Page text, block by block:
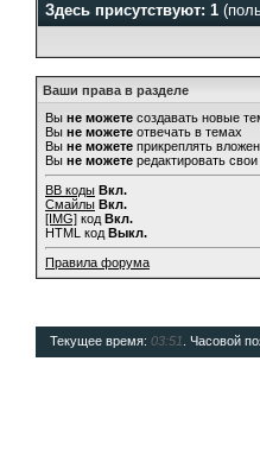
Здесь присутствуют: 1
Ваши права в разделе
Вы не можете создавать новые
Вы не можете отвечать в темах
Вы не можете прикреплять
Вы не можете редактировать
BB коды Вкл.
Смайлы Вкл.
[IMG] код Вкл.
HTML код Выкл.
Правила форума
Текущее время: 03:51 . Часовой